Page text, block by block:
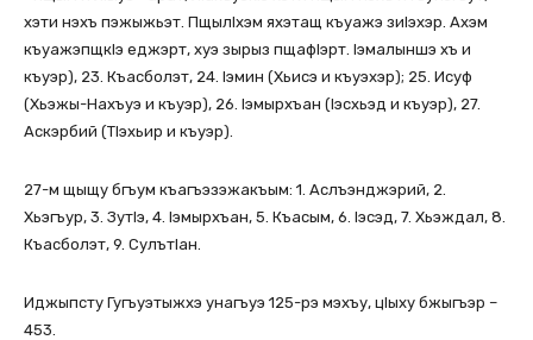
хэти нэхъ пэжыжьэт. ПщылIхэм яхэтащ къуажэ зиIэхэр. Ахэм
къуажэпщкIэ еджэрт, хуэ зырыз пщафIэрт. Iэмалыншэ хъ и
къуэр), 23. Къасболэт, 24. Iэмин (Хьисэ и къуэхэр); 25. Исуф
(Хьэжы-Нахъуэ и къуэр), 26. Iэмырхъан (Iэсхьэд и къуэр), 27.
Аскэрбий (ТIэхьир и къуэр).
27-м щыщу бгъум къагъэзэжакъым: 1. Аслъэнджэрий, 2.
Хьэгъур, 3. ЗутIэ, 4. Iэмырхъан, 5. Къасым, 6. Iэсэд, 7. Хьэждал, 8.
Къасболэт, 9. СулътIан.
Иджыпсту Гугъуэтыжхэ унагъуэ 125-рэ мэхъу, цIыху бжыгъэр –
453.